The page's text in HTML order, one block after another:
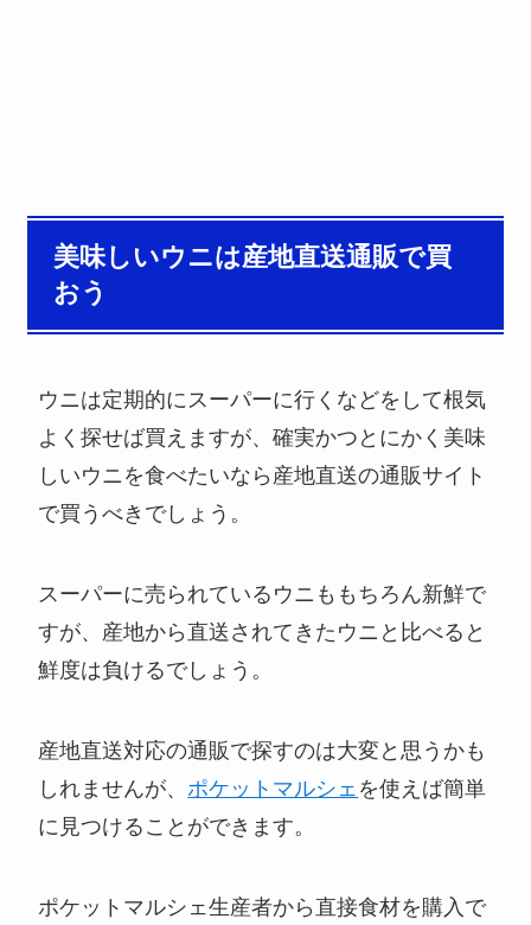
美味しいウニは産地直送通販で買
おう
ウニは定期的にスーパーに行くなどをして根気
よく探せば買えますが、確実かつとにかく美味
しいウニを食べたいなら産地直送の通販サイト
で買うべきでしょう。
スーパーに売られているウニももちろん新鮮で
すが、産地から直送されてきたウニと比べると
鮮度は負けるでしょう。
産地直送対応の通販で探すのは大変と思うかも
しれませんが、 ポケットマルシェ を使えば簡単
に見つけることができます。
ポケットマルシェ生産者から直接食材を購入で